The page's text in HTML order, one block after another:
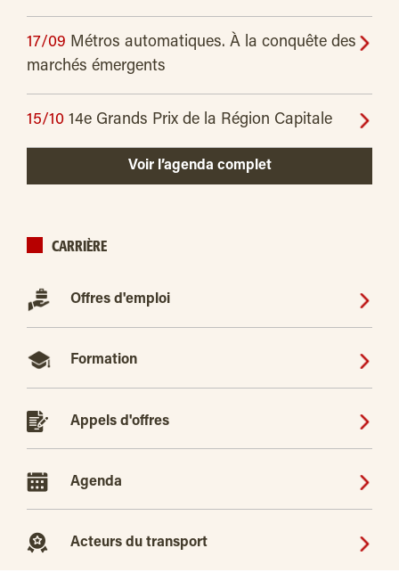
17/09 Métros automatiques. À la conquête des
marchés émergents
15/10 14e Grands Prix de la Région Capitale
Voir l’agenda complet
CARRIÈRE
Offres d'emploi
Formation
Appels d'offres
Agenda
Acteurs du transport